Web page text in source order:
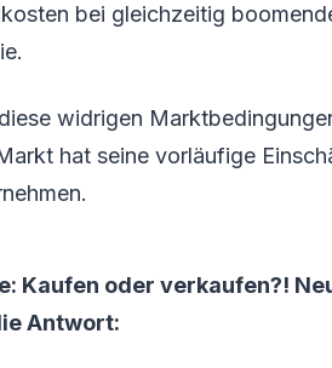
bei gleichzeitig
widrigen
hat seine vorläufige
Kaufen oder verkaufen?!
Antwort: